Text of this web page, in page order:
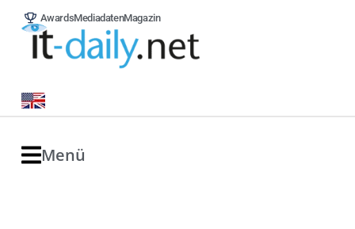
AwardsMediadatenMagazin
Menü